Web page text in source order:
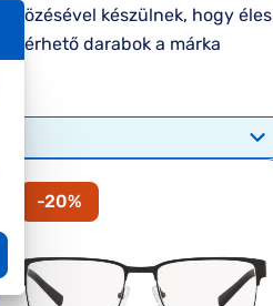
készülnek, hogy éles
darabok a márka
-20%